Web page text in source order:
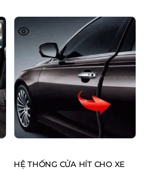
HỆ THỐNG CỬA HÍT CHO XE